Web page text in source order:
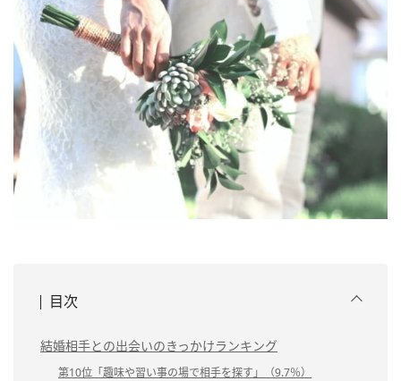
目次
結婚相手との出会いのきっかけランキング
第10位「趣味や習い事の場で相手を探す」（9.7％）